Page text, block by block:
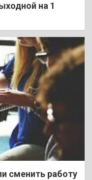
на 1
сменить работу